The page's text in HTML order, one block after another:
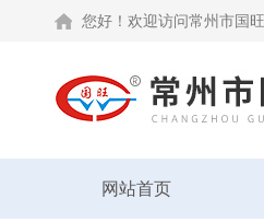
您好！欢迎访问常州市国
网站首页